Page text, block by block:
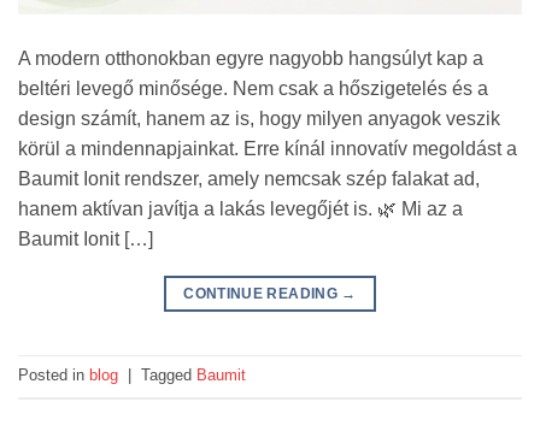
A modern otthonokban egyre nagyobb hangsúlyt kap a
beltéri levegő minősége. Nem csak a hőszigetelés és a
design számít, hanem az is, hogy milyen anyagok veszik
körül a mindennapjainkat. Erre kínál innovatív megoldást a
Baumit Ionit rendszer, amely nemcsak szép falakat ad,
hanem aktívan javítja a lakás levegőjét is. 🌿 Mi az a
Baumit Ionit […]
CONTINUE READING →
Posted in blog Tagged Baumit